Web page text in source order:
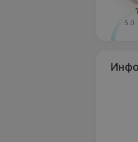
5.0
Инфо